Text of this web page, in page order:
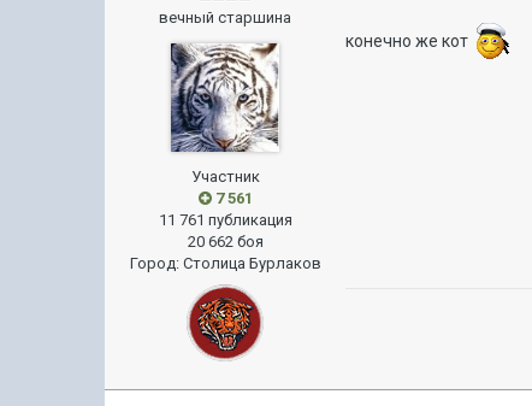
вечный старшина
Участник
7 561
11 761 публикация
20 662 боя
Город: Столица Бурлаков
конечно же кот